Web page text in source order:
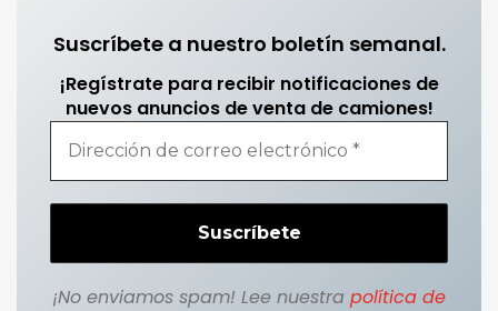
Suscríbete a nuestro boletín semanal.
¡Regístrate para recibir notificaciones de
nuevos anuncios de venta de camiones!
¡No enviamos spam! Lee nuestra política de